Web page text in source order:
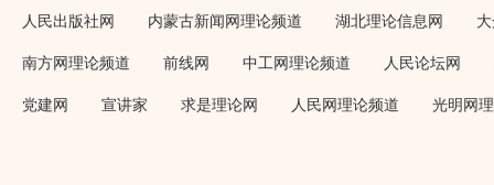
人民出版社网 内蒙古新闻网理论频道 湖北理论信息网
南方网理论频道 前线网 中工网理论频道 人民论坛网
党建网 宣讲家 求是理论网 人民网理论频道 光明网